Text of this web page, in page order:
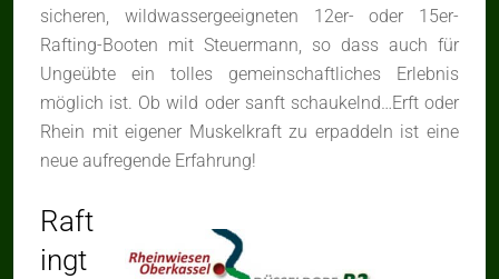
sicheren, wildwassergeeigneten 12er- oder 15er-
Rafting-Booten mit Steuermann, so dass auch für
Ungeübte ein tolles gemeinschaftliches Erlebnis
möglich ist. Ob wild oder sanft schaukelnd…Erft oder
Rhein mit eigener Muskelkraft zu erpaddeln ist eine
neue aufregende Erfahrung!
Raft
ingt